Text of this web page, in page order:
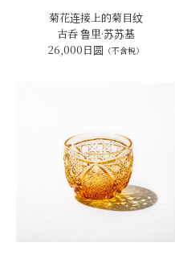
菊花连接上的菊目纹
古呑 鲁里·苏苏基
26,000日圆 （不含税）